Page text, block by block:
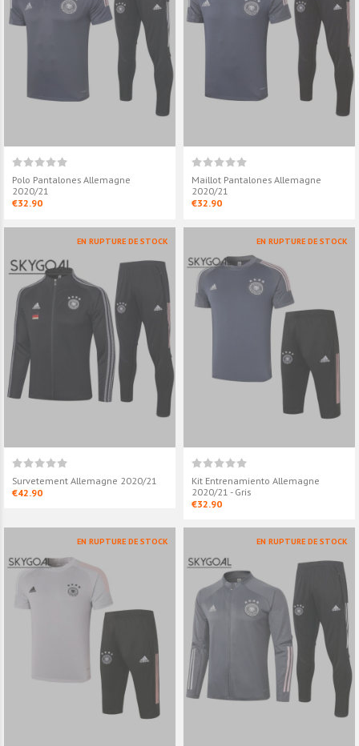
Polo Pantalones Allemagne
2020/21
€32.90
Maillot Pantalones Allemagne
2020/21
€32.90
EN RUPTURE DE STOCK
Survetement Allemagne 2020/21
€42.90
EN RUPTURE DE STOCK
Kit Entrenamiento Allemagne
2020/21 - Gris
€32.90
EN RUPTURE DE STOCK EN RUPTURE DE STOCK